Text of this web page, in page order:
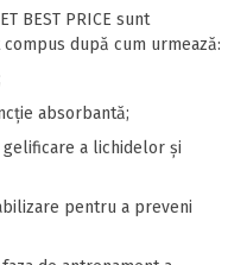
BEST PRICE sunt
după cum urmează:
absorbantă;
a lichidelor și
pentru a preveni